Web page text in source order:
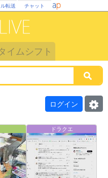
転送 チャット
イムシフト
ログイン
ドラクエ